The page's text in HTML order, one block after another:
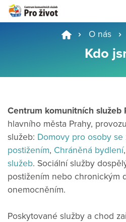
O nás
Kdo
Centrum komunitních služeb
hlavního města Prahy,
služeb: Domovy pro osoby se
postižením, Chráněná bydlení,
služeb. Sociální služby
postižením nebo chronickým
onemocněním.
Poskytované služby a chod